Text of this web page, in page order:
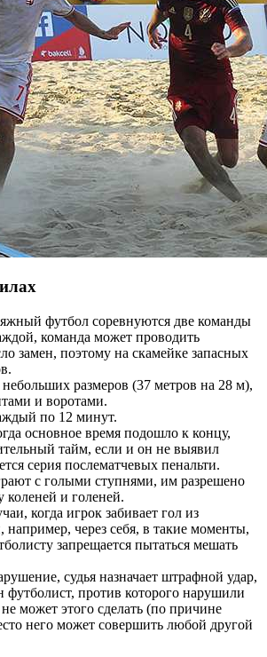
футбол соревнуются две команды
команда может проводить
замен, поэтому на скамейке запасных
размеров (37 метров на 28 м),
и воротами.
по 12 минут.
основное время подошло к концу,
тайм, если и он не выявил
серия послематчевых пенальти.
с голыми ступнями, им разрешено
коленей и голеней.
когда игрок забивает гол из
через себя, в такие моменты,
запрещается пытаться мешать
судья назначает штрафной удар,
футболист, против которого нарушили
может этого сделать (по причине
него может совершить любой другой